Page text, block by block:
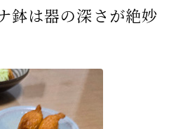
鉢は器の深さが絶妙